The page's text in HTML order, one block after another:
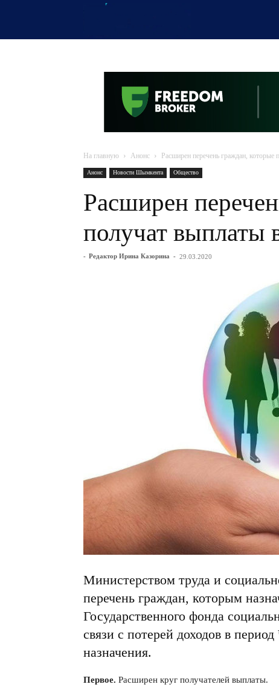
На главную Анонс Расширен перечень граждан,
Анонс Новости Шымкента Общество
Расширен
получат выплаты
- Редактор Ирина Казорина - 29.03.2020
Министерством труда и
перечень граждан, которым
Государственного фонда
связи с потерей доходов в
назначения.
Первое. Расширен круг получателей выплаты.